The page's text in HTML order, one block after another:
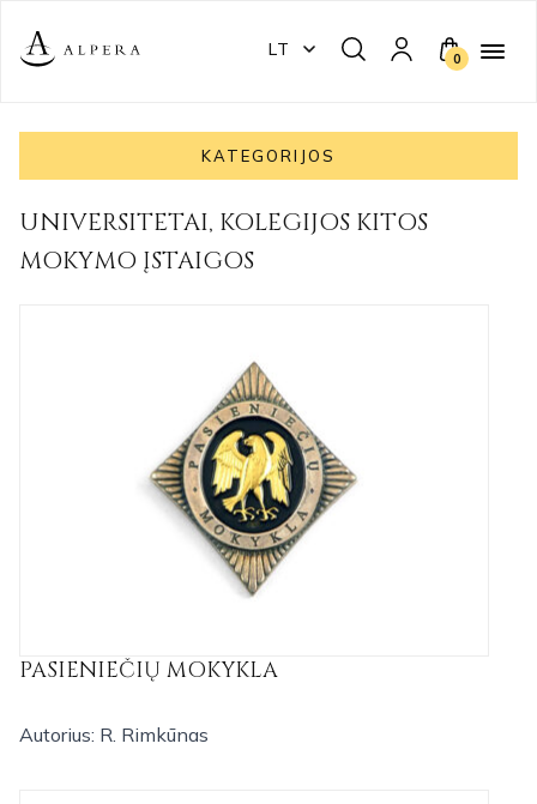
LT 0
KATEGORIJOS
UNIVERSITETAI, KOLEGIJOS KITOS
MOKYMO ĮSTAIGOS
PASIENIEČIŲ MOKYKLA
Autorius: R. Rimkūnas